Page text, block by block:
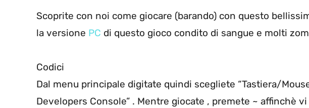
Scoprite con noi come giocare (barando) con questo
la versione PC di questo gioco condito di sangue e molti
Codici
Dal menu principale digitate quindi scegliete “Tastiera/
Developers Console” . Mentre giocate , premete ~ affinchè